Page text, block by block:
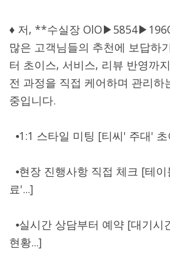
♦ 저, **수실장
많은 고객님들의 추천에 보답하
터 초이스, 서비스, 리뷰 반영까지
전 과정을 직접 케어하며 관리하
중입니다.
⦁1:1 스타일 미팅 [티씨' 주대'
⦁현장 진행사항 직접 체크 [테
료'...]
⦁실시간 상담부터 예약 [대기시
현황...]